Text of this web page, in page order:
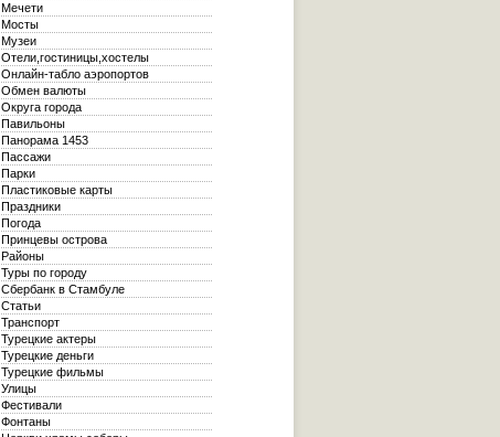
Мечети
Мосты
Музеи
Отели,гостиницы,хостелы
Онлайн-табло аэропортов
Обмен валюты
Округа города
Павильоны
Панорама 1453
Пассажи
Парки
Пластиковые карты
Праздники
Погода
Принцевы острова
Районы
Туры по городу
Сбербанк в Стамбуле
Статьи
Транспорт
Турецкие актеры
Турецкие деньги
Турецкие фильмы
Улицы
Фестивали
Фонтаны